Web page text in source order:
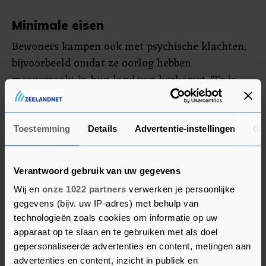
Toestemming Details Advertentie-instellingen
Verantwoord gebruik van uw gegevens
Wij en onze 1022 partners verwerken je persoonlijke
gegevens (bijv. uw IP-adres) met behulp van
technologieën zoals cookies om informatie op uw
apparaat op te slaan en te gebruiken met als doel
gepersonaliseerde advertenties en content, metingen aan
advertenties en content, inzicht in publiek en
Minimale eisen
Bewoners kampen ook met psychische klachten,
bijvoorbeeld omdat ze oorlog hebben
meegemaakt in hun land van herkomst. "Er is
overdag weinig te doen. Mensen mogen niet
werken of zelfs vrijwilligerswerk doen, veel
kinderen gaan niet naar school. Daar komt de
onzekerheid over de asielprocedure nog
bovenop", sommen de onderzoekers op. "Opgeteld
leidt dit tot serieuze gezondheidsrisico’s voor de
bewoners van crisisnoodopvanglocaties."
Niet alleen wordt geconcludeerd dat de huidige
manier van crisisnoodopvang ziekmakend is voor
de bewoners, ook is het "belastend voor